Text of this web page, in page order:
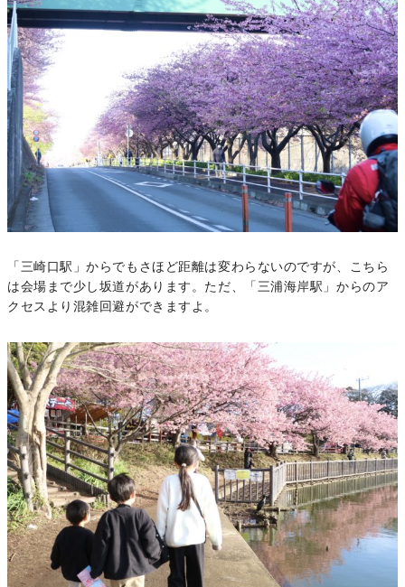
「三崎口駅」からでもさほど距離は変わらないのですが、こちら
は会場まで少し坂道があります。ただ、「三浦海岸駅」からのア
クセスより混雑回避ができますよ。